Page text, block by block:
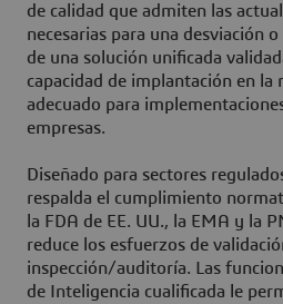
de calidad que admiten las
necesarias para una desviación
de una solución unificada
capacidad de implantación en la
adecuado para
empresas.
Diseñado para sectores
respalda el cumplimiento
la FDA de EE. UU., la EMA y la
reduce los esfuerzos de
inspección/auditoría. Las
de Inteligencia cualificada le